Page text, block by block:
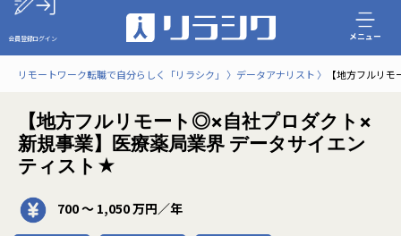
会員登録ログイン メニュー
リモートワーク転職で自分らしく「リラシク」 データアナリスト 【地方フルリ
【地方フルリモート◎×自社プロダクト×
新規事業】医療薬局業界 データサイエン
ティスト★
700 〜 1,050 万円／年